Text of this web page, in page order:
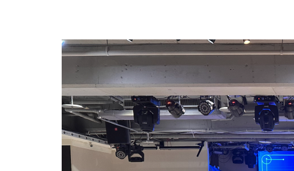
僅必需的